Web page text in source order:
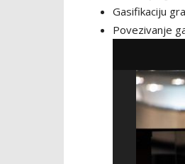
Gasifikaciju
Povezivanje